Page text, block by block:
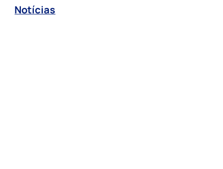
Notícias